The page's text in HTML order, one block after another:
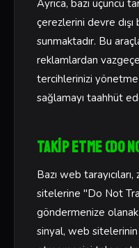
Ayrıca, bazı üçüncü
çerezlerini devre dışı
sunmaktadır. Bu
reklamlardan
tercihlerinizi
sağlamayı taahhüt
Takip Etme (Do
Bazı web
sitelerine "Do Not
göndermenize
sinyal, web